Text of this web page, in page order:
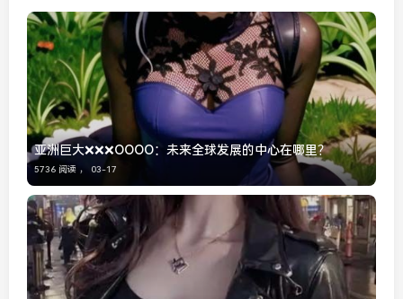
亚洲巨大❌❌❌OOOO：未来全球发展的中心在哪里？
5736 阅读 ， 03-17